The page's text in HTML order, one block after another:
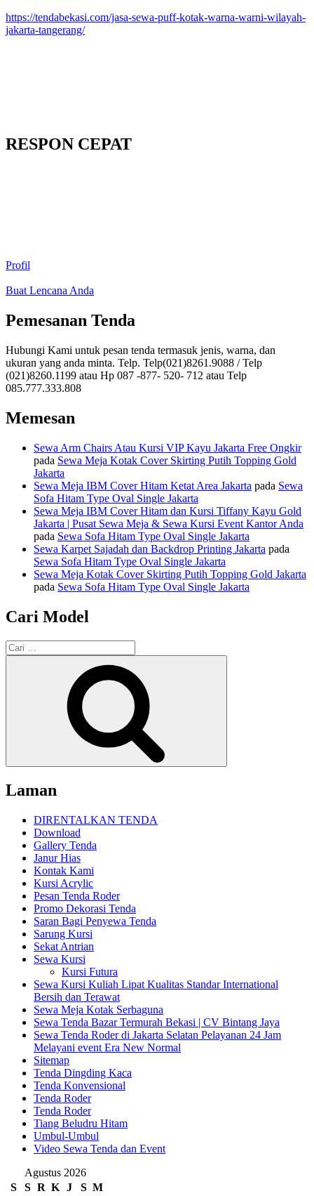
https://tendabekasi.com/jasa-sewa-puff-kotak-warna-warni-wilayah-
jakarta-tangerang/
RESPON CEPAT
Profil
Buat Lencana Anda
Pemesanan Tenda
Hubungi Kami untuk pesan tenda termasuk jenis, warna, dan
ukuran yang anda minta. Telp. Telp(021)8261.9088 / Telp
(021)8260.1199 atau Hp 087 -877- 520- 712 atau Telp
085.777.333.808
Memesan
Sewa Arm Chairs Atau Kursi VIP Kayu Jakarta Free Ongkir
pada Sewa Meja Kotak Cover Skirting Putih Topping Gold
Jakarta
Sewa Meja IBM Cover Hitam Ketat Area Jakarta pada Sewa
Sofa Hitam Type Oval Single Jakarta
Sewa Meja IBM Cover Hitam dan Kursi Tiffany Kayu Gold
Jakarta | Pusat Sewa Meja & Sewa Kursi Event Kantor Anda
pada Sewa Sofa Hitam Type Oval Single Jakarta
Sewa Karpet Sajadah dan Backdrop Printing Jakarta pada
Sewa Sofa Hitam Type Oval Single Jakarta
Sewa Meja Kotak Cover Skirting Putih Topping Gold Jakarta
pada Sewa Sofa Hitam Type Oval Single Jakarta
Cari Model
Pencarian
untuk:
Laman
DIRENTALKAN TENDA
Download
Gallery Tenda
Janur Hias
Kontak Kami
Kursi Acrylic
Pesan Tenda Roder
Promo Dekorasi Tenda
Saran Bagi Penyewa Tenda
Sarung Kursi
Sekat Antrian
Sewa Kursi
Kursi Futura
Sewa Kursi Kuliah Lipat Kualitas Standar International
Bersih dan Terawat
Sewa Meja Kotak Serbaguna
Sewa Tenda Bazar Termurah Bekasi | CV Bintang Jaya
Sewa Tenda Roder di Jakarta Selatan Pelayanan 24 Jam
Melayani event Era New Normal
Sitemap
Tenda Dingding Kaca
Tenda Konvensional
Tenda Roder
Tenda Roder
Tiang Beludru Hitam
Umbul-Umbul
Video Sewa Tenda dan Event
Agustus 2026
S
S R K J S M